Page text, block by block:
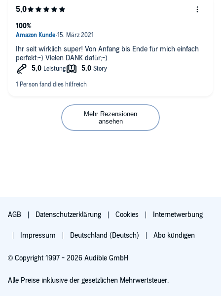
Ihr seit wirklich super! Von Anfang bis Ende für mich einfach
perfekt:-) Vielen DANK dafür;-)
100%
Mehr Rezensionen
ansehen
AGB Datenschutzerklärung Cookies Internetwerbung
Impressum Deutschland (Deutsch) Abo kündigen
© Copyright 1997 - 2026 Audible GmbH
Alle Preise inklusive der gesetzlichen Mehrwertsteuer.